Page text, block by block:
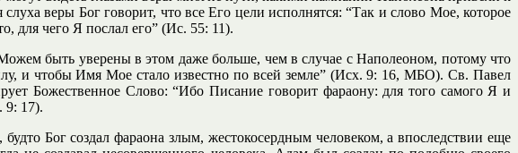
веры Бог говорит, что все Его цели исполнятся: “Так и слово Мое, которое
для чего Я послал его” (Ис. 55: 11).
быть уверены в этом даже больше, чем в случае с Наполеоном, потому что
и чтобы Имя Мое стало известно по всей земле” (Исх. 9: 16, МБО). Св. Павел
Божественное Слово: “Ибо Писание говорит фараону: для того самого Я и
9: 17).
Бог создал фараона злым, жестокосердным человеком, а впоследствии еще